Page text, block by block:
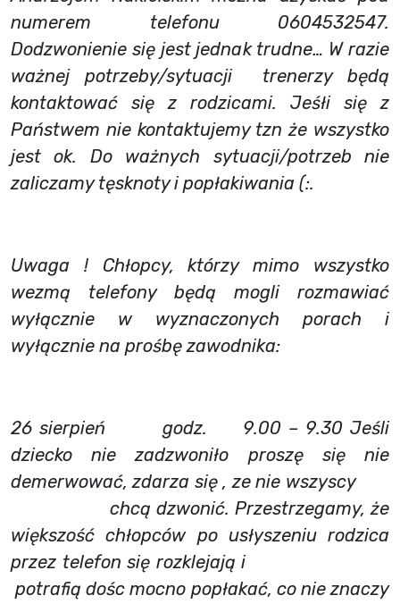
numerem telefonu 0604532547.
Dodzwonienie się jest jednak trudne… W razie
ważnej potrzeby/sytuacji trenerzy będą
kontaktować się z rodzicami. Jeśłi się z
Państwem nie kontaktujemy tzn że wszystko
jest ok. Do ważnych sytuacji/potrzeb nie
zaliczamy tęsknoty i popłakiwania (:.
Uwaga ! Chłopcy, którzy mimo wszystko
wezmą telefony będą mogli rozmawiać
wyłącznie w wyznaczonych porach i
wyłącznie na prośbę zawodnika:
26 sierpień godz. 9.00 – 9.30 Jeśli
dziecko nie zadzwoniło proszę się nie
demerwować, zdarza się , ze nie wszyscy
chcą dzwonić. Przestrzegamy, że
większość chłopców po usłyszeniu rodzica
przez telefon się rozklejają i
potrafią dośc mocno popłakać, co nie znaczy